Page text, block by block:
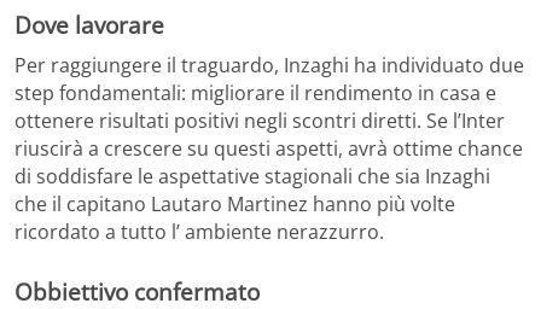
Dove lavorare
Per raggiungere il traguardo, Inzaghi ha individuato due
step fondamentali: migliorare il rendimento in casa e
ottenere risultati positivi negli scontri diretti. Se l’Inter
riuscirà a crescere su questi aspetti, avrà ottime chance
di soddisfare le aspettative stagionali che sia Inzaghi
che il capitano Lautaro Martinez hanno più volte
ricordato a tutto l’ ambiente nerazzurro.
Obbiettivo confermato